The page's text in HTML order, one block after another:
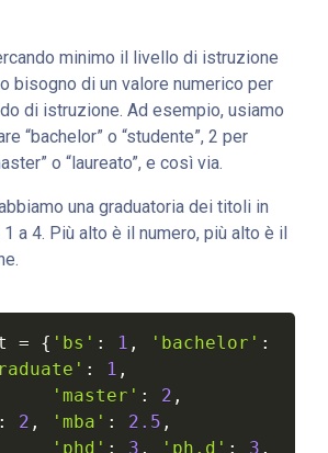
minimo il livello di istruzione
bisogno di un valore numerico per
di istruzione. Ad esempio, usiamo
“bachelor” o “studente”, 2 per
o “laureato”, e così via.
una graduatoria dei titoli in
a 4. Più alto è il numero, più alto è il
= { 'bs' : 1 , 'bachelor' :
: 1 ,
'master' : 2 ,
: 2 , 'mba' : 2.5 ,
'phd' : 3 , 'ph.d' : 3 ,